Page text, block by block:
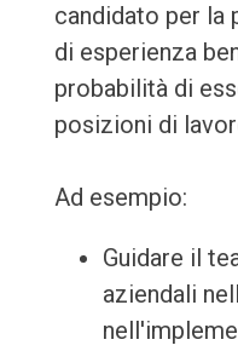
candidato per la
di esperienza
probabilità di
posizioni di
Ad esempio:
Guidare il
aziendali